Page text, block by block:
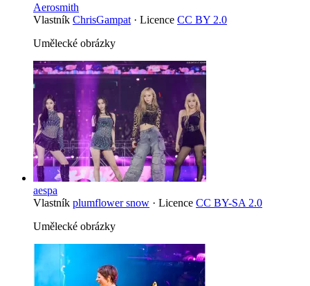
Aerosmith
Vlastník ChrisGampat · Licence CC BY 2.0
Umělecké obrázky
aespa
Vlastník plumflower snow · Licence CC BY-SA 2.0
Umělecké obrázky